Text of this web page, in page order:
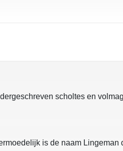
scholtes en
is de naam Lingeman